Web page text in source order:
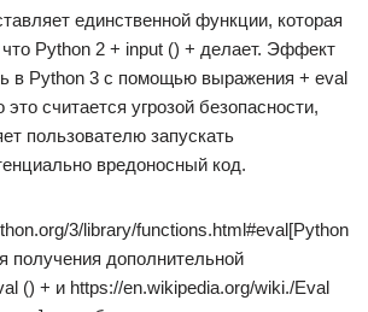
единственной функции, которая
Python 2 + input () + делает. Эффект
в Python 3 с помощью выражения + eval
считается угрозой безопасности,
пользователю запускать
вредоносный код.
3/library/functions.html#eval[Python
получения дополнительной
() + и https://en.wikipedia.org/wiki./Eval